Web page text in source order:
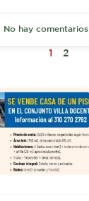
No hay comentarios
1 2